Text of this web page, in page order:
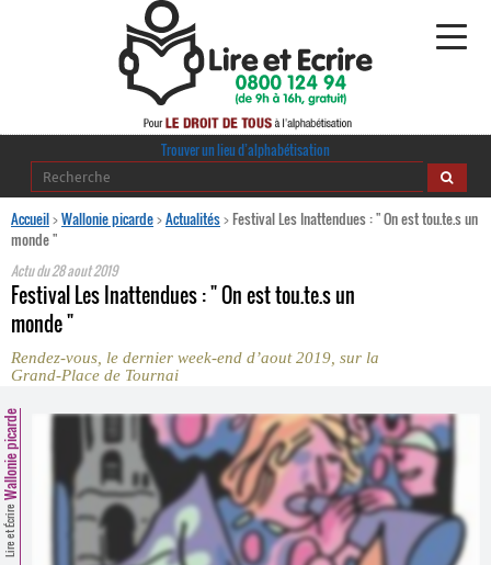
Alphabétisation
Regards croisés
·
Comprendre et parler
Espace presse
Contacts
Trouver un lieu d’alphabétisation
Trouver un lieu d’alphabétisation
Accueil>Wallonie picarde>Actualités>Festival Les Inattendues : " On est tou.te.s un
monde "
Actu du28 aout 2019
Festival Les Inattendues : " On est tou.te.s un
monde "
Rendez-vous, le dernier week-end d’aout 2019, sur la
Grand-Place de Tournai
Lire et Écrire
Wallonie picarde